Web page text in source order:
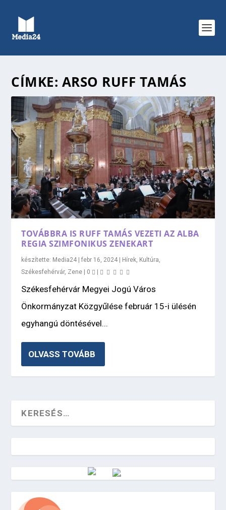
CÍMKE: ARSO RUFF TAMÁS
TOVÁBBRA IS RUFF TAMÁS VEZETI AZ ALBA
REGIA SZIMFONIKUS ZENEKART
készítette: Media24 |febr 16, 2024 | Hírek Kultúra
Székesfehérvár, Zene | 0 |
Székesfehérvár Megyei Jogú Város
Önkormányzat Közgyűlése február 15-i ülésén
egyhangú döntésével...
OLVASS TOVÁBB
Vörösmarty Rádió